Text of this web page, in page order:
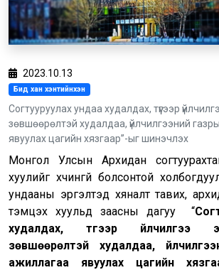
2023.10.13
Бид хан хэнтийнхэн
Согтууруулах ундаа худалдах, түүгээр
зөвшөөрөлтэй худалдаа, үйлчилгээний
явуулах цагийн хязгаар”-ыг шинэчлэх
Монгол Улсын Архидан
хуулийг хүчингүй болсонтой
ундааны эргэлтэд хяналт тавих,
тэмцэх хуульд заасны дагуу “С
худалдах, түүгээр үйлчилгээ
зөвшөөрөлтэй худалдаа,
ажиллагаа явуулах цагийн